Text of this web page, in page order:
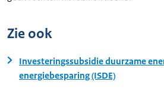
Zie ook
Investeringssubsidie duurzame
energiebesparing (ISDE)